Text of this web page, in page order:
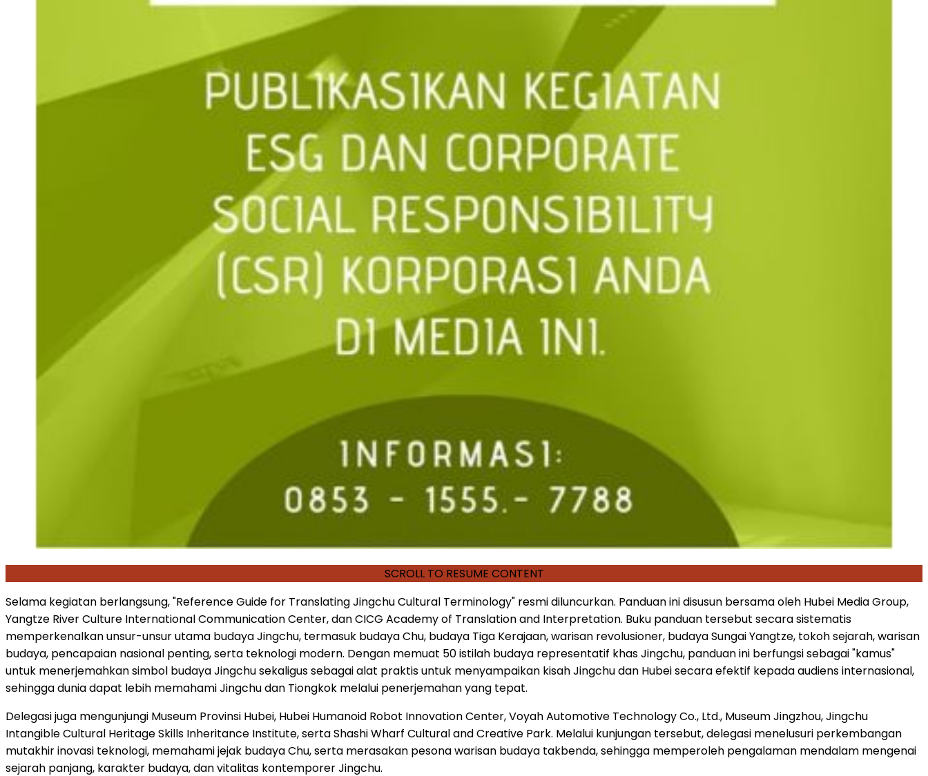
SCROLL TO RESUME CONTENT
Selama kegiatan berlangsung, "Reference Guide for Translating Jingchu Cultural Terminology" resmi diluncurkan. Panduan ini disusun bersama oleh Hubei Media Group,
Yangtze River Culture International Communication Center, dan CICG Academy of Translation and Interpretation. Buku panduan tersebut secara sistematis
memperkenalkan unsur-unsur utama budaya Jingchu, termasuk budaya Chu, budaya Tiga Kerajaan, warisan revolusioner, budaya Sungai Yangtze, tokoh sejarah, warisan
budaya, pencapaian nasional penting, serta teknologi modern. Dengan memuat 50 istilah budaya representatif khas Jingchu, panduan ini berfungsi sebagai "kamus"
untuk menerjemahkan simbol budaya Jingchu sekaligus sebagai alat praktis untuk menyampaikan kisah Jingchu dan Hubei secara efektif kepada audiens internasional,
sehingga dunia dapat lebih memahami Jingchu dan Tiongkok melalui penerjemahan yang tepat.
Delegasi juga mengunjungi Museum Provinsi Hubei, Hubei Humanoid Robot Innovation Center, Voyah Automotive Technology Co., Ltd., Museum Jingzhou, Jingchu
Intangible Cultural Heritage Skills Inheritance Institute, serta Shashi Wharf Cultural and Creative Park. Melalui kunjungan tersebut, delegasi menelusuri perkembangan
mutakhir inovasi teknologi, memahami jejak budaya Chu, serta merasakan pesona warisan budaya takbenda, sehingga memperoleh pengalaman mendalam mengenai
sejarah panjang, karakter budaya, dan vitalitas kontemporer Jingchu.